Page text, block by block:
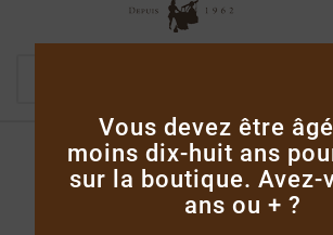
Vous devez être
moins dix-huit ans
sur la boutique. Avez-
ans ou + ?
Accueil
Coffrets &
Liqueur De Myrtille 3cl